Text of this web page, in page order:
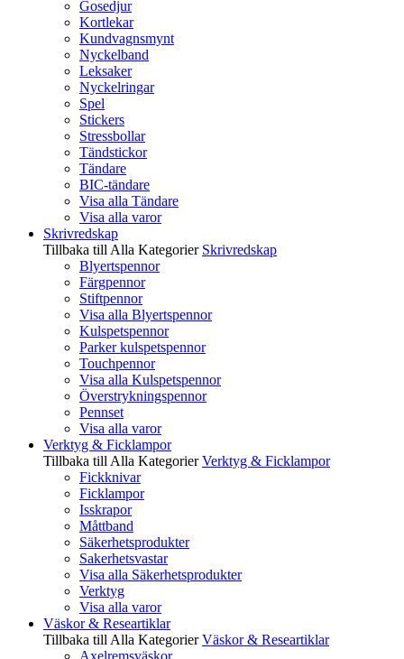
Gosedjur
Kortlekar
Kundvagnsmynt
Nyckelband
Leksaker
Nyckelringar
Spel
Stickers
Stressbollar
Tändstickor
Tändare
BIC-tändare
Visa alla Tändare
Visa alla varor
Skrivredskap
Tillbaka till Alla Kategorier Skrivredskap
Blyertspennor
Färgpennor
Stiftpennor
Visa alla Blyertspennor
Kulspetspennor
Parker kulspetspennor
Touchpennor
Visa alla Kulspetspennor
Överstrykningspennor
Pennset
Visa alla varor
Verktyg & Ficklampor
Tillbaka till Alla Kategorier Verktyg & Ficklampor
Fickknivar
Ficklampor
Isskrapor
Måttband
Säkerhetsprodukter
Sakerhetsvastar
Visa alla Säkerhetsprodukter
Verktyg
Visa alla varor
Väskor & Researtiklar
Tillbaka till Alla Kategorier Väskor & Researtiklar
Axelremsväskor